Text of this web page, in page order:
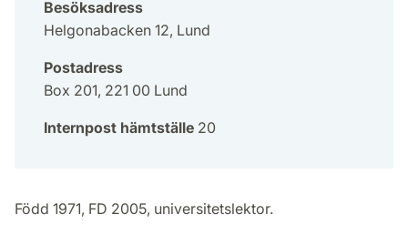
Besöksadress
Helgonabacken 12, Lund
Postadress
Box 201, 221 00 Lund
Internpost hämtställe 20
Född 1971, FD 2005, universitetslektor.